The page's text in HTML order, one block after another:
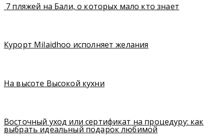
7 пляжей на Бали, о которых мало кто знает
Курорт Milaidhoo исполняет желания
На высоте Высокой кухни
Восточный уход или сертификат на процедуру: как
выбрать идеальный подарок любимой